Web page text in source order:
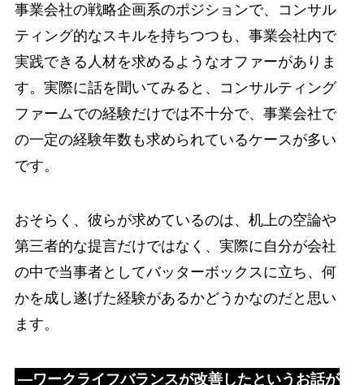
事業会社の戦略企画系のポジションで、コンサル
ティング的なスキルを持ちつつも、事業会社内で
実践できる人材を求めるようなオファーがありま
す。実際に話を聞いてみると、コンサルティング
ファームでの経験だけでは不十分で、事業会社で
の一定の経験年数も求められているケースが多い
です。
おそらく、彼らが求めているのは、机上の空論や
第三者的な提言だけではなく、実際に自分が会社
の中で当事者としてバッターボックスに立ち、何
かを成し遂げた経験があるかどうかなのだと思い
ます。
―ワークライフバランスが改善したというお話が